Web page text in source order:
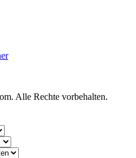
Alle Rechte vorbehalten.